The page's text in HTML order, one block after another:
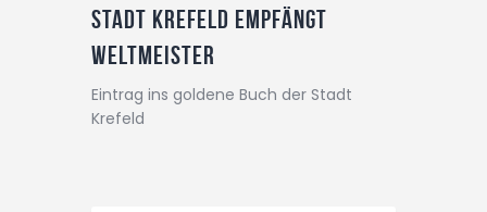
Stadt Krefeld empfängt
Weltmeister
Eintrag ins goldene Buch der Stadt
Krefeld